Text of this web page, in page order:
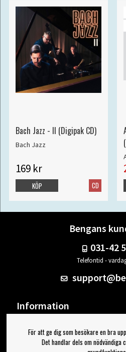
Bach Jazz - II (Digipak CD)
Bach Jazz
169 kr
CD
KÖP
Bengans
031-42
Telefontid -
Information
Om Bengans
FAQ / Köp- & Leveransvillkor
För att ge dig som besökare en bra
Det handlar dels om nödvändiga